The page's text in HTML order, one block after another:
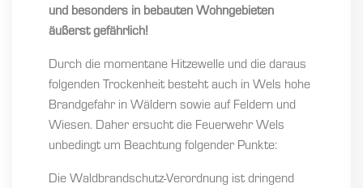
und besonders in bebauten Wohngebieten
äußerst gefährlich!
Durch die momentane Hitzewelle und die daraus
folgenden Trockenheit besteht auch in Wels hohe
Brandgefahr in Wäldern sowie auf Feldern und
Wiesen. Daher ersucht die Feuerwehr Wels
unbedingt um Beachtung folgender Punkte:
Die Waldbrandschutz-Verordnung ist dringend